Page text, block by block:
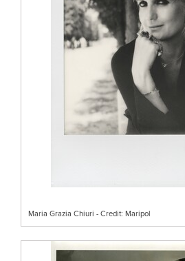
Maria Grazia Chiuri - Credit: Maripol